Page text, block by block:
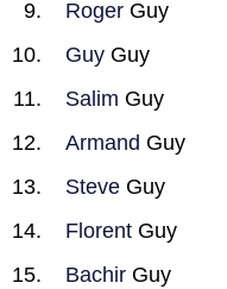
Roger Guy
Guy Guy
Salim Guy
Armand Guy
Steve Guy
Florent Guy
Bachir Guy